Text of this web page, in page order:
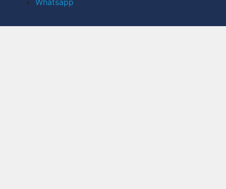
Whatsapp